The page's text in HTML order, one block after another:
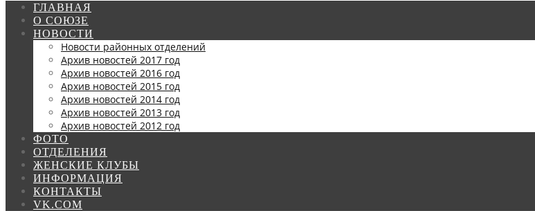
ГЛАВНАЯ
О СОЮЗЕ
НОВОСТИ
Новости районных отделений
Архив новостей 2017 год
Архив новостей 2016 год
Архив новостей 2015 год
Архив новостей 2014 год
Архив новостей 2013 год
Архив новостей 2012 год
ФОТО
ОТДЕЛЕНИЯ
ЖЕНСКИЕ КЛУБЫ
ИНФОРМАЦИЯ
КОНТАКТЫ
VK.COM